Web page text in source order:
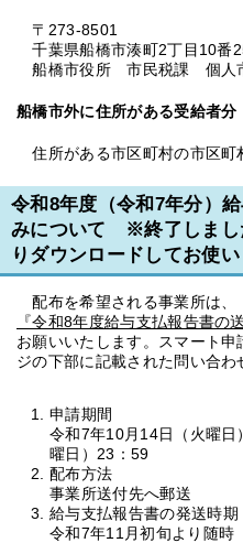
〒273-8501
千葉県船橋市湊町2丁目10番
船橋市役所 市民税課 個人
船橋市外に住所がある受給者分
住所がある市区町村の市区町
令和8年度（令和7年分）
みについて ※終了しまし
りダウンロードしてお使い
配布を希望される事業所は、
『令和8年度給与支払報告書の
お願いいたします。スマート
ジの下部に記載された問い合わ
申請期間
令和7年10月14日（火曜
曜日）23：59
配布方法
事業所送付先へ郵送
給与支払報告書の発送時期
令和7年11月初旬より随時